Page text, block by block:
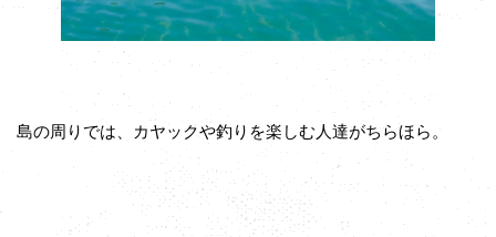
島の周りでは、カヤックや釣りを楽しむ人達がちらほら。